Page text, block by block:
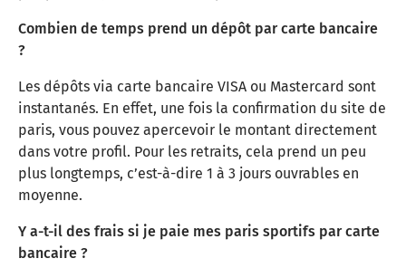
Combien de temps prend un dépôt par carte bancaire
?
Les dépôts via carte bancaire VISA ou Mastercard sont
instantanés. En effet, une fois la confirmation du site de
paris, vous pouvez apercevoir le montant directement
dans votre profil. Pour les retraits, cela prend un peu
plus longtemps, c’est-à-dire 1 à 3 jours ouvrables en
moyenne.
Y a-t-il des frais si je paie mes paris sportifs par carte
bancaire ?